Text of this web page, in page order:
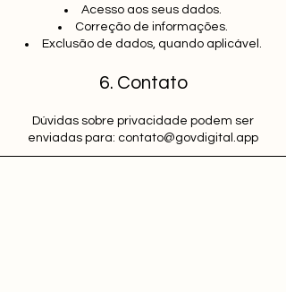
Acesso aos seus dados.
Correção de informações.
Exclusão de dados, quando aplicável.
6. Contato
Dúvidas sobre privacidade podem ser
enviadas para: contato@govdigital.app